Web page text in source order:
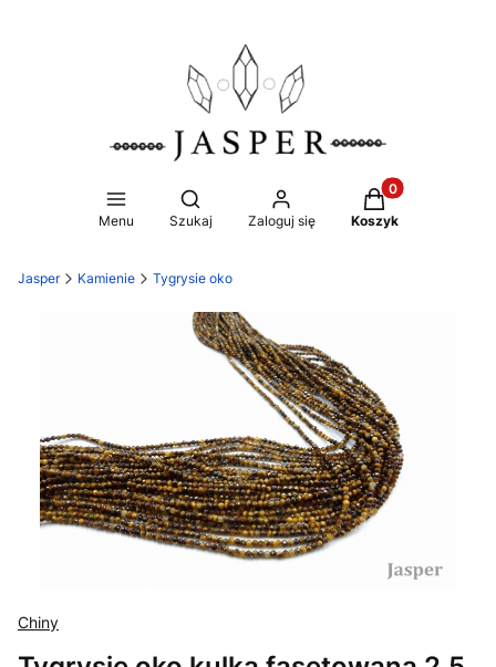
Menu
Otwórz wyszukiwarkę
Szukaj Zaloguj się
Produkty w
Koszyk
Jasper Kamienie Tygrysie oko
Chiny